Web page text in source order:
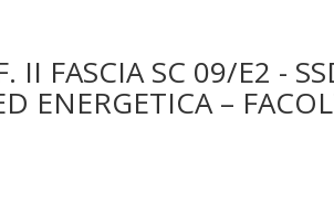
II FASCIA SC 09/E2 -
ENERGETICA –